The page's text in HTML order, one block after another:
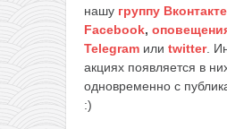
нашу группу Вконтакте
Facebook,
Telegram или twitter.
акциях появляется в
одновременно с
:)